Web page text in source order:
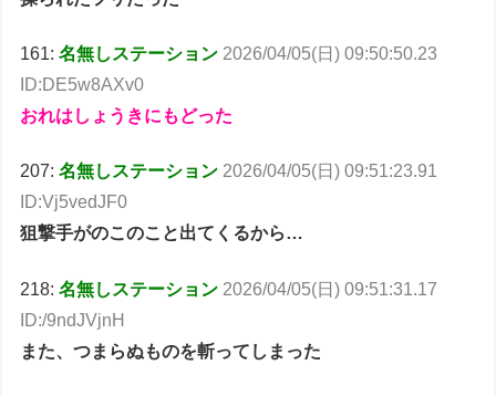
161:名無しステーション 2026/04/05(日) 09:50:50.23
ID:DE5w8AXv0
おれはしょうきにもどった
207:名無しステーション 2026/04/05(日) 09:51:23.91
ID:Vj5vedJF0
狙撃手がのこのこと出てくるから…
218:名無しステーション 2026/04/05(日) 09:51:31.17
ID:/9ndJVjnH
また、つまらぬものを斬ってしまった